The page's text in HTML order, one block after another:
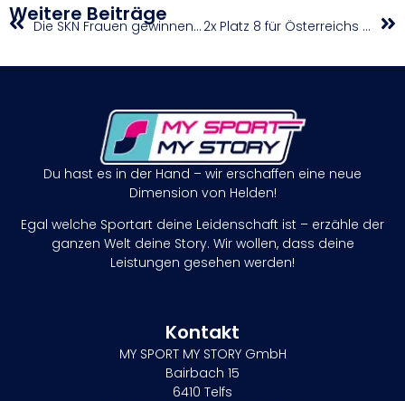
Weitere Beiträge Die SKN Frauen gewinnen den Cup 2x Platz 8 für Österreichs Turnerinnen beim DTB-Pokal
Du hast es in der Hand – wir erschaffen eine neue
Dimension von Helden!
Egal welche Sportart deine Leidenschaft ist – erzähle der
ganzen Welt deine Story. Wir wollen, dass deine
Leistungen gesehen werden!
Kontakt
MY SPORT MY STORY GmbH
Bairbach 15
6410 Telfs